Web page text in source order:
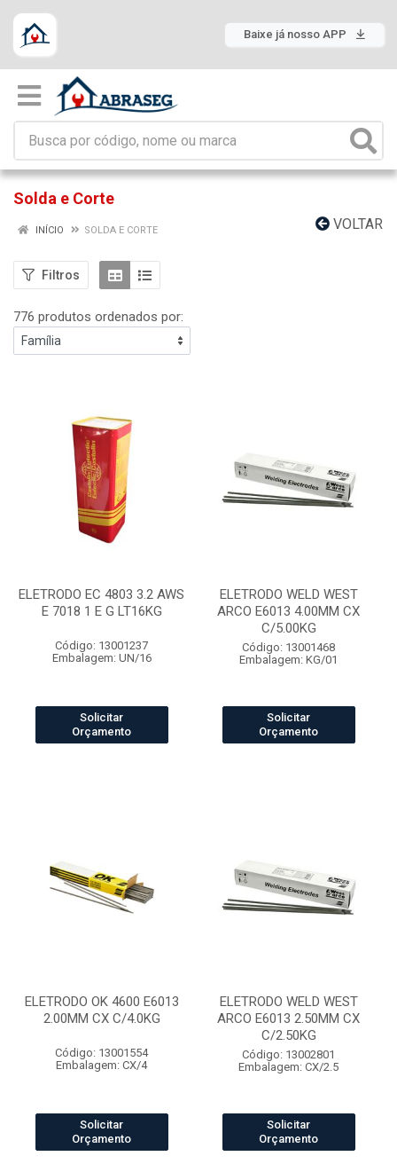
Baixe já nosso APP
Solda e Corte
VOLTAR
INÍCIO SOLDA E CORTE
Filtros
776 produtos ordenados por:
ELETRODO EC 4803 3.2 AWS
E 7018 1 E G LT16KG
Código: 13001237
Embalagem: UN/16
Solicitar
Orçamento
ELETRODO WELD WEST
ARCO E6013 4.00MM CX
C/5.00KG
Código: 13001468
Embalagem: KG/01
Solicitar
Orçamento
ELETRODO OK 4600 E6013
2.00MM CX C/4.0KG
Código: 13001554
Embalagem: CX/4
Solicitar
Orçamento
ELETRODO WELD WEST
ARCO E6013 2.50MM CX
C/2.50KG
Código: 13002801
Embalagem: CX/2.5
Solicitar
Orçamento